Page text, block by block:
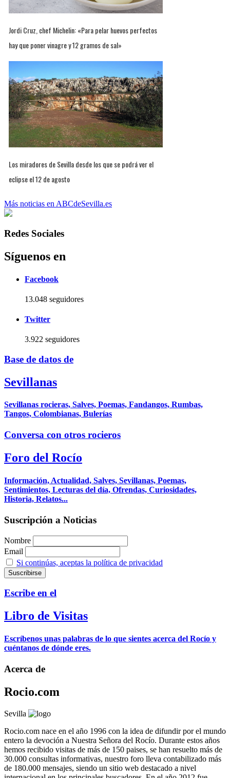
Jordi Cruz, chef Michelin: «Para pelar huevos perfectos
hay que poner vinagre y 12 gramos de sal»
Los miradores de Sevilla desde los que se podrá ver el
eclipse el 12 de agosto
Más noticias en ABCdeSevilla.es
Redes Sociales
Síguenos en
Facebook
13.048 seguidores
Twitter
3.922 seguidores
Base de datos de
Sevillanas
Sevillanas rocieras, Salves, Poemas, Fandangos, Rumbas,
Tangos, Colombianas, Bulerías
Conversa con otros rocieros
Foro del Rocío
Información, Actualidad, Salves, Sevillanas, Poemas,
Sentimientos, Lecturas del día, Ofrendas, Curiosidades,
Historia, Relatos...
Suscripción a Noticias
Nombre
Email
Si continúas, aceptas la política de privacidad
Escribe en el
Libro de Visitas
Escríbenos unas palabras de lo que sientes acerca del Rocío y
cuéntanos de dónde eres.
Acerca de
Rocio.com
Sevilla
Rocio.com nace en el año 1996 con la idea de difundir por el mundo
entero la devoción a Nuestra Señora del Rocío. Durante estos años
hemos recibido visitas de más de 150 paises, se han resuelto más de
30.000 consultas informativas, nuestro foro lleva contabilizado más
de 180.000 mensajes, siendo un sitio web destacado a nivel